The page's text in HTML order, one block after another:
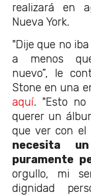
realizará en
Nueva York.
"Dije que no
a menos
nuevo”, le
Stone en una
aquí. "Esto no
querer un
que ver con el
necesita
puramente
orgullo, mi
dignidad